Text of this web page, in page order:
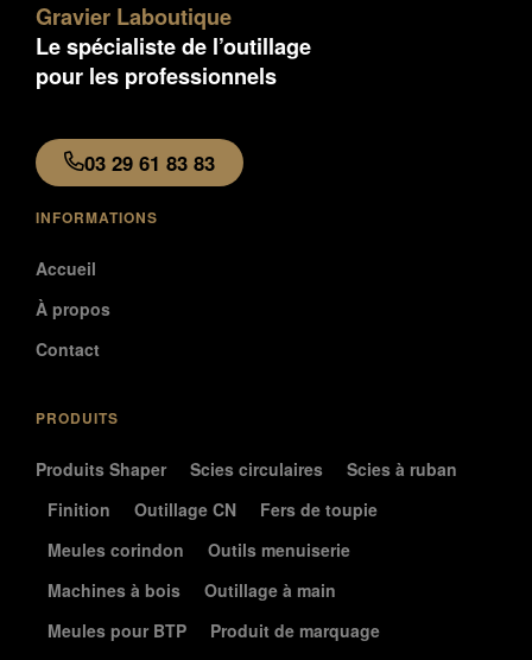
Gravier Laboutique
Le spécialiste de l’outillage
pour les professionnels
03 29 61 83 83
INFORMATIONS
Accueil
À propos
Contact
PRODUITS
Produits Shaper Scies circulaires
Scies à ruban
Finition
Outillage CN
Fers de toupie
Meules corindon
Outils menuiserie
Machines à bois
Outillage à main
Meules pour BTP
Produit de marquage